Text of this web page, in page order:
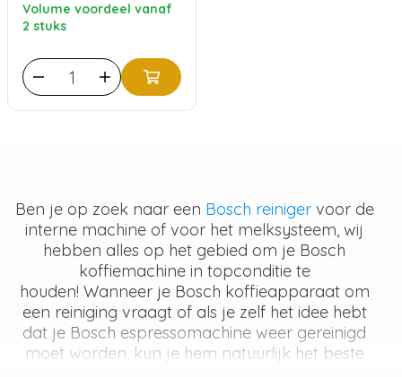
Volume voordeel vanaf
2 stuks
Ben je op zoek naar een Bosch reinigervoor de
interne machine of voor het melksysteem, wij
hebben alles op het gebied om je Bosch
koffiemachine in topconditie te
houden! Wanneer je Bosch koffieapparaat om
een reiniging vraagt of als je zelf het idee hebt
dat je Bosch espressomachine weer gereinigd
moet worden, kun je hem natuurlijk het beste